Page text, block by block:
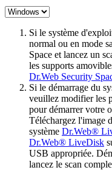
Si le système
normal ou en mode
Space et lancez un
les supports
Dr.Web Security
Si le démarrage du
veuillez modifier les
pour démarrer votre
Téléchargez l'image
système Dr.Web®
Dr.Web® LiveDisk
USB appropriée.
lancez le scan